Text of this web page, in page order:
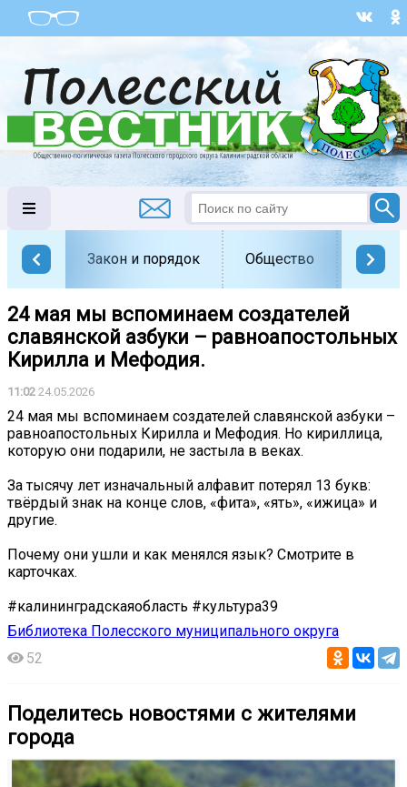
Закон и порядок Общество
24 мая мы вспоминаем создателей
славянской азбуки – равноапостольных
Кирилла и Мефодия.
11:02 24.05.2026
24 мая мы вспоминаем создателей славянской азбуки –
равноапостольных Кирилла и Мефодия. Но кириллица,
которую они подарили, не застыла в веках.
За тысячу лет изначальный алфавит потерял 13 букв:
твёрдый знак на конце слов, «фита», «ять», «ижица» и
другие.
Почему они ушли и как менялся язык? Смотрите в
карточках.
#калининградскаяобласть #культура39
Библиотека Полесского муниципального округа
52
Поделитесь новостями с жителями
города